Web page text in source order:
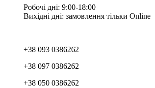
Робочі дні: 9:00-18:00
Вихідні дні: замовлення тільки Online
+38 093 0386262
+38 097 0386262
+38 050 0386262